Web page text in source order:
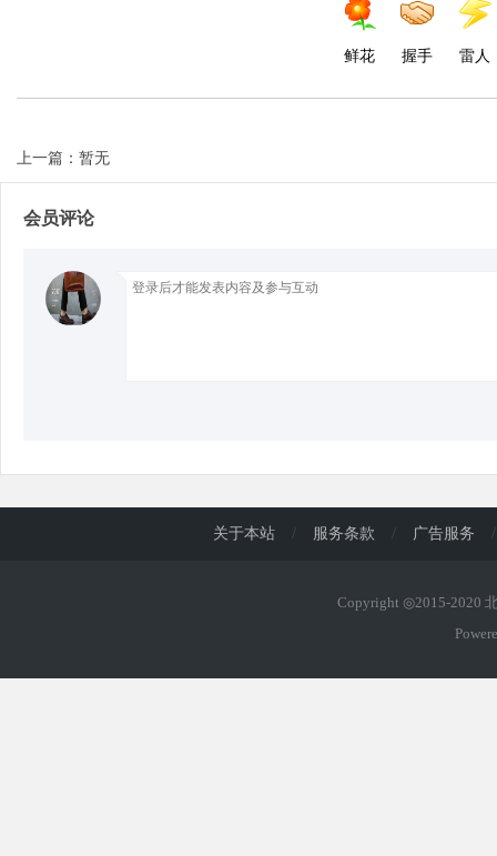
鲜花 握手 雷人
上一篇：暂无
会员评论
关于本站 / 服务条款 / 广告服务 /
Copyright ◎2015-2020